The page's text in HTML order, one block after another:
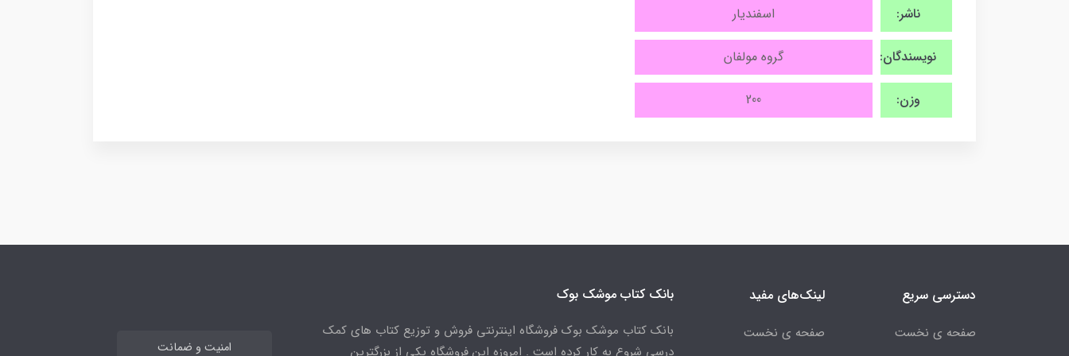
ناشر: اسفندیار
نویسندگان: گروه مولفان
وزن: 200
دسترسی سریع
صفحه ی نخست
لینک‌های مفید
صفحه ی نخست
بانک کتاب موشک بوک
بانک کتاب موشک بوک فروشگاه اینترنتی فروش و توزیع کتاب های کمک
درسی شروع به کار کرده است . امروزه این فروشگاه یکی از بزرگترین
امنیت و ضمانت